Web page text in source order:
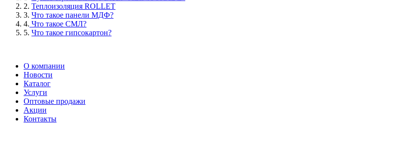
2. Теплоизоляция ROLLET
3. Что такое панели МДФ?
4. Что такое СМЛ?
5. Что такое гипсокартон?
О компании
Новости
Каталог
Услуги
Оптовые продажи
Акции
Контакты